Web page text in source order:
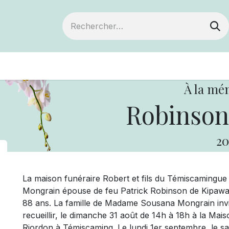
À la
La maison funéraire Robert et fils du
Mongrain épouse de feu Patrick Robinson de
88 ans. La famille de Madame Sousana Mongrain
recueillir, le dimanche 31 août de 14h à 18h à la